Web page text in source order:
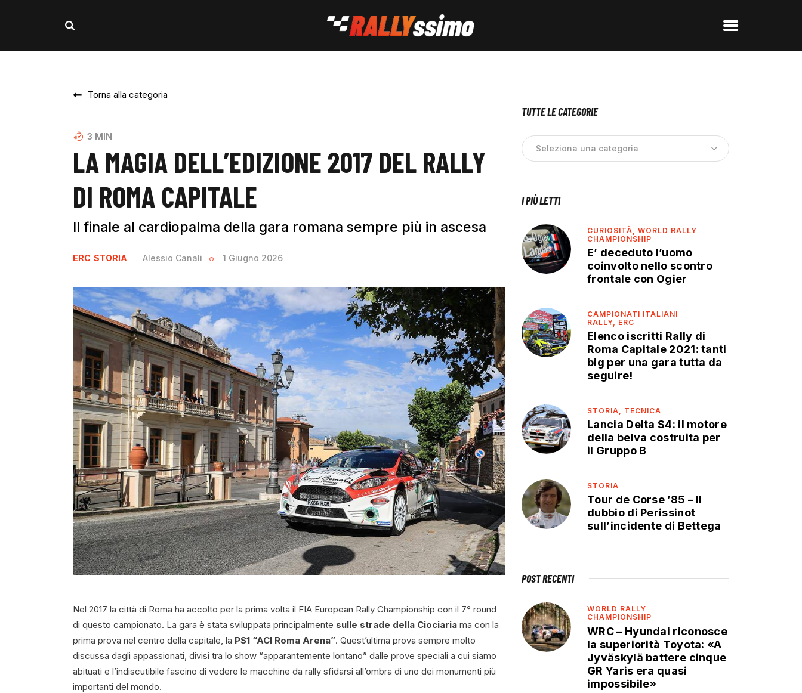
Torna alla categoria
3 MIN
LA MAGIA DELL’EDIZIONE 2017 DEL RALLY
DI ROMA CAPITALE
Il finale al cardiopalma della gara romana sempre più in ascesa
ERC STORIA Alessio Canali 1 Giugno 2026
Nel 2017 la città di Roma ha accolto per la prima volta il FIA European Rally Championship con il 7° round
di questo campionato. La gara è stata sviluppata principalmente sulle strade della Ciociaria ma con la
prima prova nel centro della capitale, la PS1 “ACI Roma Arena”. Quest’ultima prova sempre molto
discussa dagli appassionati, divisi tra lo show “apparantemente lontano” dalle prove speciali a cui siamo
abituati e l’indiscutibile fascino di vedere le macchine da rally sfidarsi all’ombra di uno dei monumenti più
importanti del mondo.
TUTTE LE CATEGORIE
I PIÙ LETTI
CURIOSITÀ,WORLD RALLY
CHAMPIONSHIP
E’ deceduto l’uomo
coinvolto nello scontro
frontale con Ogier
CAMPIONATI ITALIANI
RALLY, ERC
Elenco iscritti Rally di
Roma Capitale 2021: tanti
big per una gara tutta da
seguire!
STORIA, TECNICA
Lancia Delta S4: il motore
della belva costruita per
il Gruppo B
STORIA
Tour de Corse ’85 – Il
dubbio di Perissinot
sull’incidente di Bettega
POST RECENTI
WORLD RALLY
CHAMPIONSHIP
WRC – Hyundai riconosce
la superiorità Toyota: «A
Jyväskylä battere cinque
GR Yaris era quasi
impossibile»